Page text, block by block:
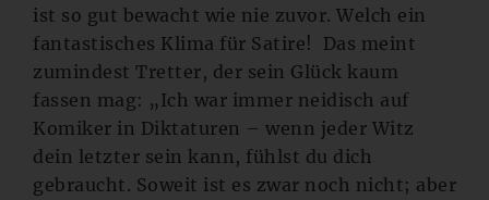
ist so gut bewacht wie nie zuvor. Welch ein
fantastisches Klima für Satire! Das meint
zumindest Tretter, der sein Glück kaum
fassen mag: „Ich war immer neidisch auf
Komiker in Diktaturen – wenn jeder Witz
dein letzter sein kann, fühlst du dich
gebraucht. Soweit ist es zwar noch nicht; aber